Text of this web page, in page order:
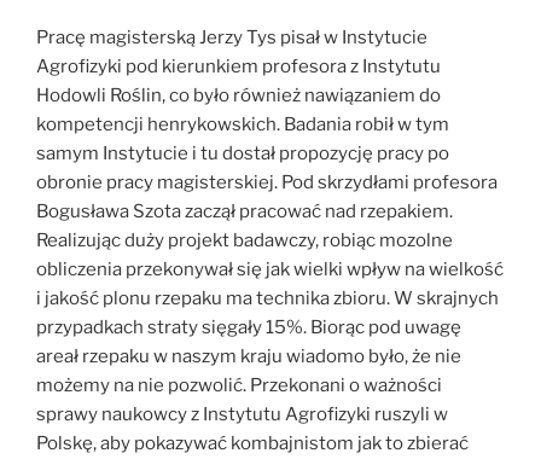
Pracę magisterską Jerzy Tys pisał w Instytucie
Agrofizyki pod kierunkiem profesora z Instytutu
Hodowli Roślin, co było również nawiązaniem do
kompetencji henrykowskich. Badania robił w tym
samym Instytucie i tu dostał propozycję pracy po
obronie pracy magisterskiej. Pod skrzydłami profesora
Bogusława Szota zaczął pracować nad rzepakiem.
Realizując duży projekt badawczy, robiąc mozolne
obliczenia przekonywał się jak wielki wpływ na wielkość
i jakość plonu rzepaku ma technika zbioru. W skrajnych
przypadkach straty sięgały 15%. Biorąc pod uwagę
areał rzepaku w naszym kraju wiadomo było, że nie
możemy na nie pozwolić. Przekonani o ważności
sprawy naukowcy z Instytutu Agrofizyki ruszyli w
Polskę, aby pokazywać kombajnistom jak to zbierać